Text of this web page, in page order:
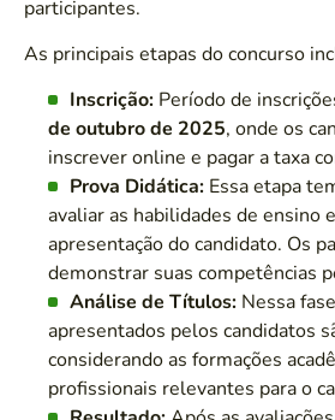
participantes.
As principais etapas do concurso
Inscrição: Período de
de outubro de 2025, onde os
inscrever online e pagar a taxa
Prova Didática: Essa etapa
avaliar as habilidades de ensino
apresentação do candidato. Os
demonstrar suas competências
Análise de Títulos: Nessa
apresentados pelos candidatos
considerando as formações
profissionais relevantes para o